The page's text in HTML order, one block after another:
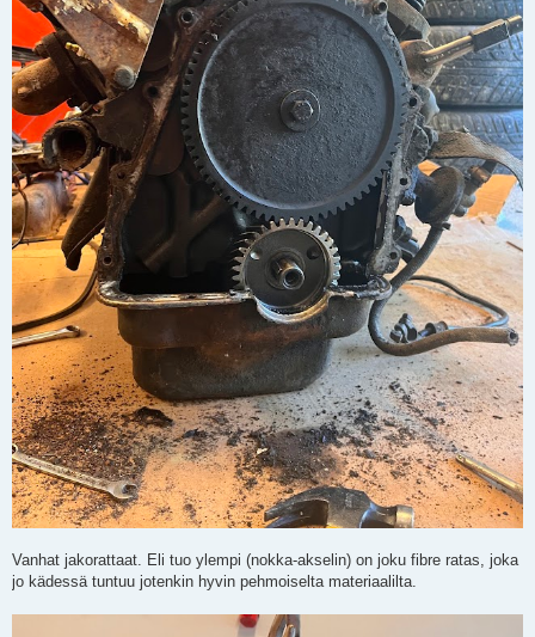
Vanhat jakorattaat. Eli tuo ylempi (nokka-akselin) on joku fibre ratas, joka
jo kädessä tuntuu jotenkin hyvin pehmoiselta materiaalilta.